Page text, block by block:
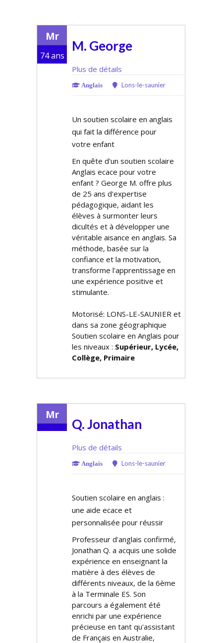
Mr
74 ans
M. George
Plus de détails
Anglais Lons-le-saunier
Un soutien scolaire en anglais
qui fait la différence pour
votre enfant
En quête d'un soutien scolaire
Anglais efficace pour votre
enfant ? George M. offre plus
de 25 ans d'expertise
pédagogique, aidant les
élèves à surmonter leurs
difficultés et à développer une
véritable aisance en anglais. Sa
méthode, basée sur la
confiance et la motivation,
transforme l'apprentissage en
une expérience positive et
stimulante.
Motorisé: LONS-LE-SAUNIER et
dans sa zone géographique
Soutien scolaire en Anglais pour
les niveaux : Supérieur, Lycée,
Collège, Primaire
Mr
Q. Jonathan
Plus de détails
Anglais Lons-le-saunier
Soutien scolaire en anglais :
une aide efficace et
personnalisée pour réussir
Professeur d'anglais confirmé,
Jonathan Q. a acquis une solide
expérience en enseignant la
matière à des élèves de
différents niveaux, de la 6ème
à la Terminale ES. Son
parcours a également été
enrichi par une expérience
précieuse en tant qu'assistant
de Français en Australie,